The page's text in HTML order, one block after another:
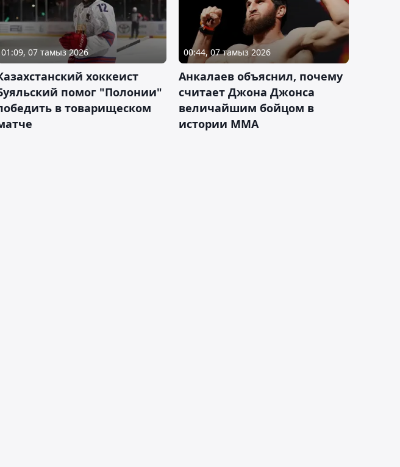
01:09, 07 тамыз 2026
хоккеист
помог "Полонии"
в товарищеском
00:44, 07 тамыз 2026
Анкалаев объяснил, почему
считает Джона Джонса
величайшим бойцом в
истории ММА